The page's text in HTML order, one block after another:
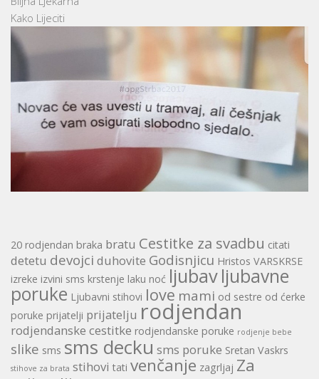
Kako Lijeciti
20 rodjendan braka bratu Cestitke za svadbu citati
detetu devojci duhovite Godisnjicu Hristos VARSKRSE
izreke izvini sms krstenje laku noć ljubavljubavne
poruke Ljubavni stihovi love mami od sestre od ćerke
poruke prijatelji prijatelju rodjendan
rodjendanske cestitke rodjendanske poruke rodjenje bebe
slike sms sms decku sms poruke Sretan Vaskrs
stihove za brata stihovi tati venčanje zagrljaj Za